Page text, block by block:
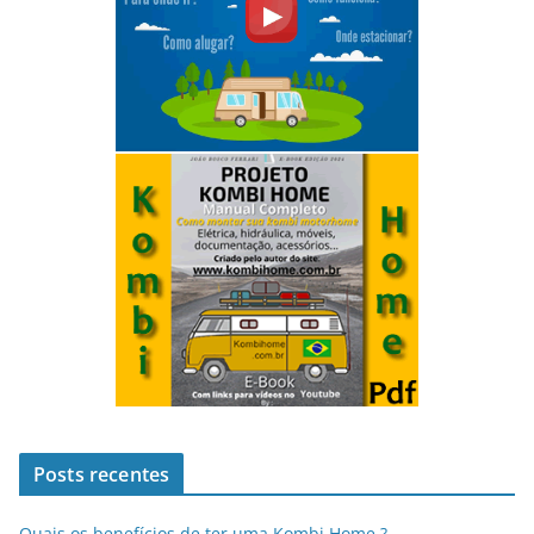
Posts recentes